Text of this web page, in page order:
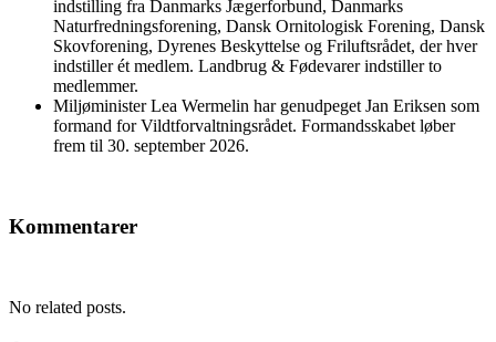
indstilling fra Danmarks Jægerforbund, Danmarks
Naturfredningsforening, Dansk Ornitologisk Forening, Dansk
Skovforening, Dyrenes Beskyttelse og Friluftsrådet, der hver
indstiller ét medlem. Landbrug & Fødevarer indstiller to
medlemmer.
Miljøminister Lea Wermelin har genudpeget Jan Eriksen som
formand for Vildtforvaltningsrådet. Formandsskabet løber
frem til 30. september 2026.
Kommentarer
No related posts.